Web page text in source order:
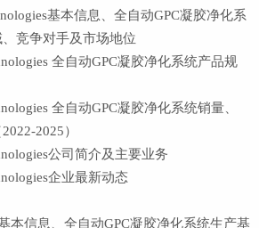
基本信息、全自动GPC凝胶净化系
竞争对手及市场地位
全自动GPC凝胶净化系统产品规
全自动GPC凝胶净化系统销量、
2025）
公司简介及主要业务
企业最新动态
信息、全自动GPC凝胶净化系统生产基